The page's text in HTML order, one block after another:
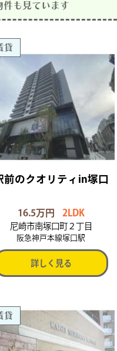
件も見ています
貸
前のクオリティin塚口
16.5万円 2LDK
尼崎市南塚口町２丁目
阪急神戸本線塚口駅
詳しく見る
貸